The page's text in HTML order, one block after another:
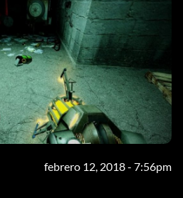
febrero 12, 2018 - 7:56pm